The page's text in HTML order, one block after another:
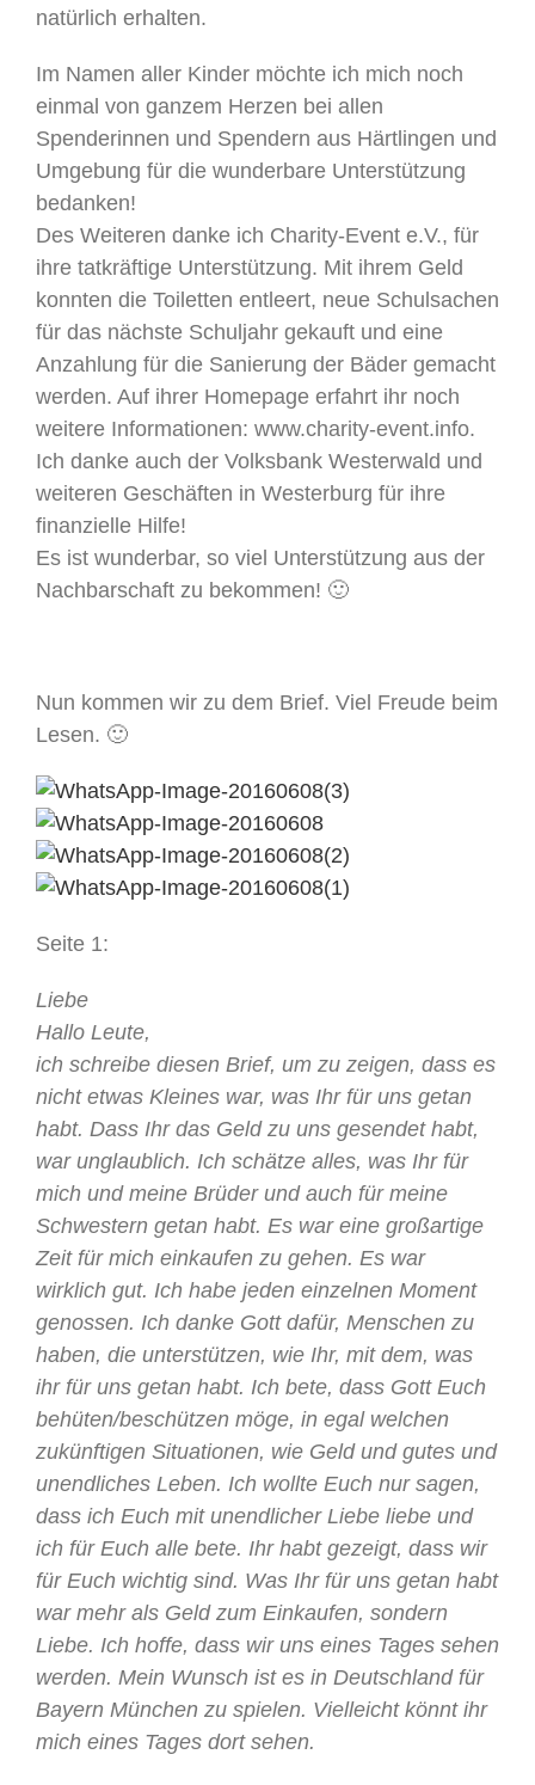
natürlich erhalten.
Im Namen aller Kinder möchte ich mich noch
einmal von ganzem Herzen bei allen
Spenderinnen und Spendern aus Härtlingen und
Umgebung für die wunderbare Unterstützung
bedanken!
Des Weiteren danke ich Charity-Event e.V., für
ihre tatkräftige Unterstützung. Mit ihrem Geld
konnten die Toiletten entleert, neue Schulsachen
für das nächste Schuljahr gekauft und eine
Anzahlung für die Sanierung der Bäder gemacht
werden. Auf ihrer Homepage erfahrt ihr noch
weitere Informationen: www.charity-event.info.
Ich danke auch der Volksbank Westerwald und
weiteren Geschäften in Westerburg für ihre
finanzielle Hilfe!
Es ist wunderbar, so viel Unterstützung aus der
Nachbarschaft zu bekommen! 🙂
Nun kommen wir zu dem Brief. Viel Freude beim
Lesen. 🙂
Seite 1:
Liebe
Hallo Leute,
ich schreibe diesen Brief, um zu zeigen, dass es
nicht etwas Kleines war, was Ihr für uns getan
habt. Dass Ihr das Geld zu uns gesendet habt,
war unglaublich. Ich schätze alles, was Ihr für
mich und meine Brüder und auch für meine
Schwestern getan habt. Es war eine großartige
Zeit für mich einkaufen zu gehen. Es war
wirklich gut. Ich habe jeden einzelnen Moment
genossen. Ich danke Gott dafür, Menschen zu
haben, die unterstützen, wie Ihr, mit dem, was
ihr für uns getan habt. Ich bete, dass Gott Euch
behüten/beschützen möge, in egal welchen
zukünftigen Situationen, wie Geld und gutes und
unendliches Leben. Ich wollte Euch nur sagen,
dass ich Euch mit unendlicher Liebe liebe und
ich für Euch alle bete. Ihr habt gezeigt, dass wir
für Euch wichtig sind. Was Ihr für uns getan habt
war mehr als Geld zum Einkaufen, sondern
Liebe. Ich hoffe, dass wir uns eines Tages sehen
werden. Mein Wunsch ist es in Deutschland für
Bayern München zu spielen. Vielleicht könnt ihr
mich eines Tages dort sehen.